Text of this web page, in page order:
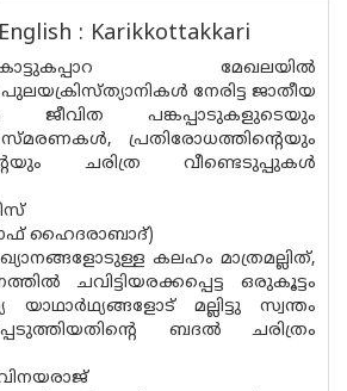
: Karikkottakkari
കൊട്ടുകപ്പാറ മേഖലയിൽ
നേരിട്ട ജാതീയ
ജീവിത പങ്കപ്പാടുകളുടെയും
പ്രതിരോധത്തിന്റെയും
ചരിത്ര വീണ്ടെടുപ്പുകൾ
ഹൈദരാബാദ്)
കലഹം മാത്രമല്ലിത്,
ചവിട്ടിയരക്കപ്പെട്ട ഒരുകൂട്ടം
മല്ലിട്ടു സ്വന്തം
ബദൽ ചരിത്രം